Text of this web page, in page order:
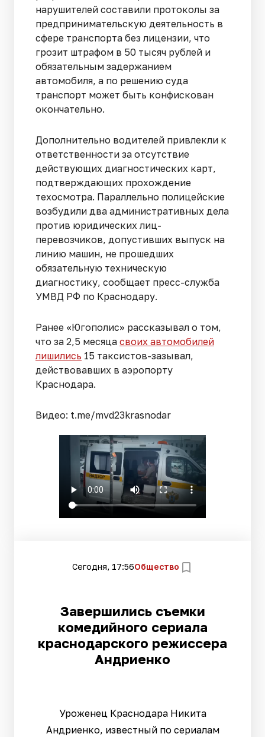
нарушителей составили протоколы за
предпринимательскую деятельность в
сфере транспорта без лицензии, что
грозит штрафом в 50 тысяч рублей и
обязательным задержанием
автомобиля, а по решению суда
транспорт может быть конфискован
окончательно.
Дополнительно водителей привлекли к
ответственности за отсутствие
действующих диагностических карт,
подтверждающих прохождение
техосмотра. Параллельно полицейские
возбудили два административных дела
против юридических лиц-
перевозчиков, допустивших выпуск на
линию машин, не прошедших
обязательную техническую
диагностику, сообщает пресс-служба
УМВД РФ по Краснодару.
Ранее «Югополис» рассказывал о том,
что за 2,5 месяца своих автомобилей
лишились 15 таксистов-зазывал,
действовавших в аэропорту
Краснодара.
Видео: t.me/mvd23krasnodar
Сегодня, 17:56Общество
Завершились съемки
комедийного сериала
краснодарского режиссера
Андриенко
Уроженец Краснодара Никита
Андриенко, известный по сериалам